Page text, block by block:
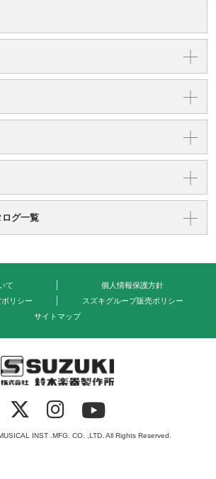
ログ一覧
て
個人情報保護方針
リシー
スズキグループ販売ポリシー
サイトマップ
INST .MFG. CO. ,LTD. All Rights Reserved.